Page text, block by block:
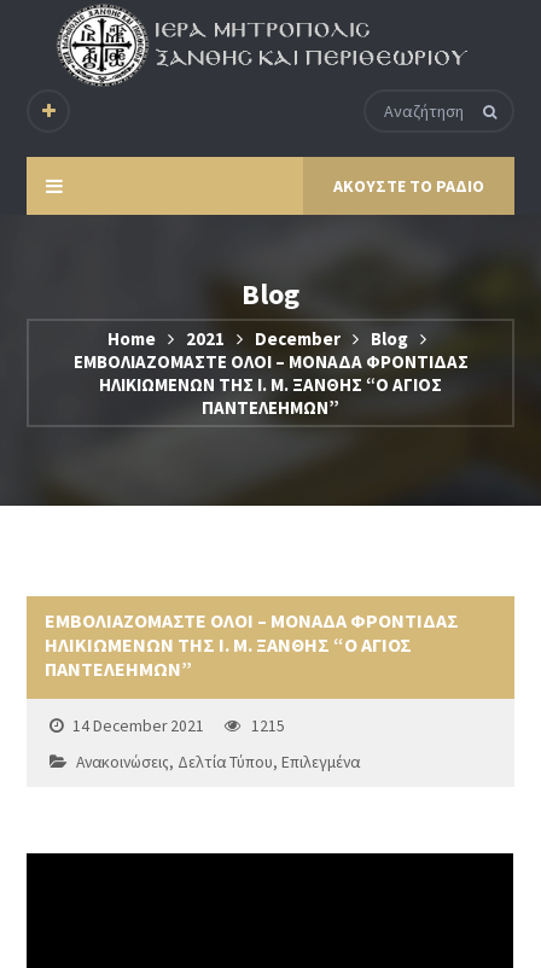
ΑΚΟΥΣΤΕ ΤΟ ΡΑΔΙΟ
Blog
Home 2021 December
Blog
ΕΜΒΟΛΙΑΖΟΜΑΣΤΕ ΟΛΟΙ – ΜΟΝΑΔΑ ΦΡΟΝΤΙΔΑΣ
ΗΛΙΚΙΩΜΕΝΩΝ ΤΗΣ Ι. Μ. ΞΑΝΘΗΣ “Ο ΑΓΙΟΣ
ΠΑΝΤΕΛΕΗΜΩΝ”
ΕΜΒΟΛΙΑΖΟΜΑΣΤΕ ΟΛΟΙ – ΜΟΝΑΔΑ ΦΡΟΝΤΙΔΑΣ
ΗΛΙΚΙΩΜΕΝΩΝ ΤΗΣ Ι. Μ. ΞΑΝΘΗΣ “Ο ΑΓΙΟΣ
ΠΑΝΤΕΛΕΗΜΩΝ”
14 December 2021
1215
Ανακοινώσεις, Δελτία Τύπου,Επιλεγμένα